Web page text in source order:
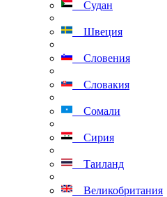
Судан
Швеция
Словения
Словакия
Сомали
Сирия
Таиланд
Великобритания